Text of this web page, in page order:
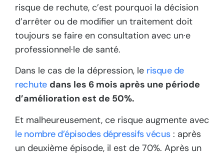
risque de rechute, c’est pourquoi la décision
d’arrêter ou de modifier un traitement doit
toujours se faire en consultation avec un·e
professionnel·le de santé.
Dans le cas de la dépression, le risque de
rechute dans les 6 mois après une période
d’amélioration est de 50%.
Et malheureusement, ce risque augmente avec
le nombre d’épisodes dépressifs vécus: après
un deuxième épisode, il est de 70%. Après un